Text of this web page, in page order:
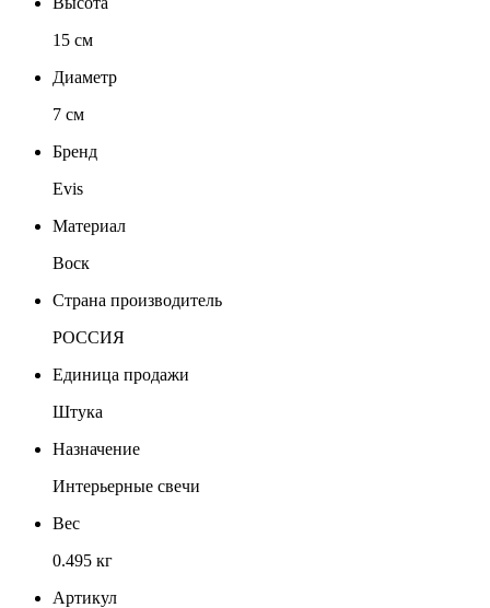
15 см
Диаметр
7 см
Бренд
Evis
Материал
Воск
Страна производитель
РОССИЯ
Единица продажи
Штука
Назначение
Интерьерные свечи
Вес
0.495 кг
Артикул